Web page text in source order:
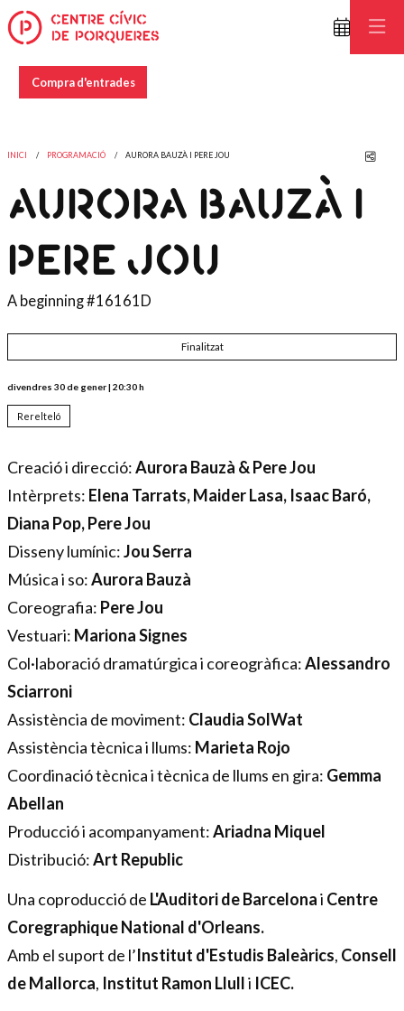
Compra d'entrades
INICI PROGRAMACIÓ AURORA BAUZÀ I PERE JOU
AURORA BAUZÀ I
PERE JOU
A beginning #16161D
Finalitzat
divendres 30 de gener| 20:30 h
Rerelteló
Creació i direcció: Aurora Bauzà & Pere Jou
Intèrprets: Elena Tarrats, Maider Lasa, Isaac Baró,
Diana Pop, Pere Jou
Disseny lumínic: Jou Serra
Música i so: Aurora Bauzà
Coreografia: Pere Jou
Vestuari: Mariona Signes
Col·laboració dramatúrgica i coreogràfica: Alessandro
Sciarroni
Assistència de moviment: Claudia SolWat
Assistència tècnica i llums: Marieta Rojo
Coordinació tècnica i tècnica de llums en gira: Gemma
Abellan
Producció i acompanyament: Ariadna Miquel
Distribució: Art Republic
Una coproducció de L'Auditori de Barcelona i Centre
Coregraphique National d'Orleans.
Amb el suport de l’Institut d'Estudis Baleàrics, Consell
de Mallorca, Institut Ramon Llull i ICEC.